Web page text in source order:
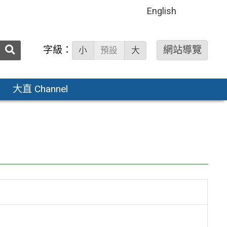
English
送出 字級： 小 預設 大 網站導覽
大直 Channel